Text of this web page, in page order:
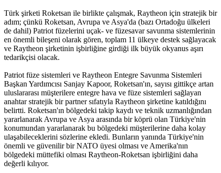
Türk şirketi Roketsan ile birlikte çalışmak, Raytheon için stratejik bir
adım; çünkü Roketsan, Avrupa ve Asya'da (bazı Ortadoğu ülkeleri
de dahil) Patriot füzelerini uçak- ve füzesavar savunma sistemlerinin
en önemli bileşeni olarak gören, toplam 11 ülkeye destek sağlayacak
ve Raytheon şirketinin işbirliğine girdiği ilk büyük okyanus aşırı
tedarikçisi olacak.
Patriot füze sistemleri ve Raytheon Entegre Savunma Sistemleri
Başkan Yardımcısı Sanjay Kapoor, Roketsan'ın, sayısı gittikçe artan
uluslararası müşterilere entegre hava ve füze sistemleri sağlayan
anahtar stratejik bir partner sıfatıyla Raytheon şirketine katıldığını
belirtti. Roketsan'ın bölgedeki takip kaydı ve teknik uzmanlığından
yararlanarak Avrupa ve Asya arasında bir köprü olan Türkiye'nin
konumundan yararlanarak bu bölgedeki müşterilerine daha kolay
ulaşabileceklerini sözlerine ekledi. Bunların yanında Türkiye'nin
önemli ve güvenilir bir NATO üyesi olması ve Amerika'nın
bölgedeki müttefiki olması Raytheon-Roketsan işbirliğini daha
değerli kılıyor.